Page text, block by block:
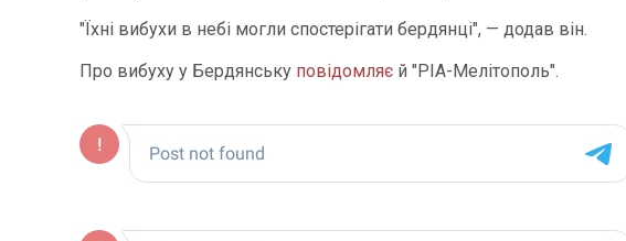
"Їхні вибухи в небі могли спостерігати бердянці", — додав він.
Про вибуху у Бердянську повідомляє й "РІА-Мелітополь".